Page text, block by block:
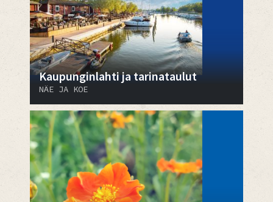
Kaupunginlahti ja tarinataulut
NÄE JA KOE